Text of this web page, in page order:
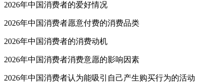
2026年中国消费者的爱好情况
2026年中国消费者愿意付费的消费品类
2026年中国消费者的消费动机
2026年中国消费者消费意愿的影响因素
2026年中国消费者认为能吸引自己产生购买行为的活动